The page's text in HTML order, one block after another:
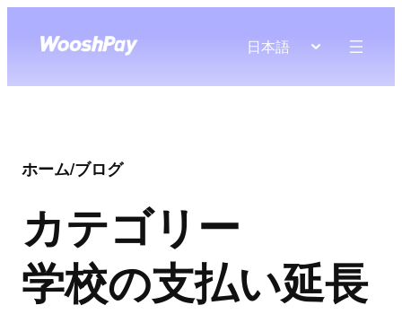
日本語
ホーム/ブログ
カテゴリー
学校の支払い延長